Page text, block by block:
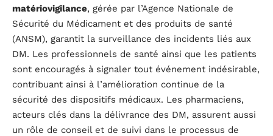
matériovigilance, gérée par l’Agence Nationale de
Sécurité du Médicament et des produits de santé
(ANSM), garantit la surveillance des incidents liés aux
DM. Les professionnels de santé ainsi que les patients
sont encouragés à signaler tout événement indésirable,
contribuant ainsi à l’amélioration continue de la
sécurité des dispositifs médicaux. Les pharmaciens,
acteurs clés dans la délivrance des DM, assurent aussi
un rôle de conseil et de suivi dans le processus de